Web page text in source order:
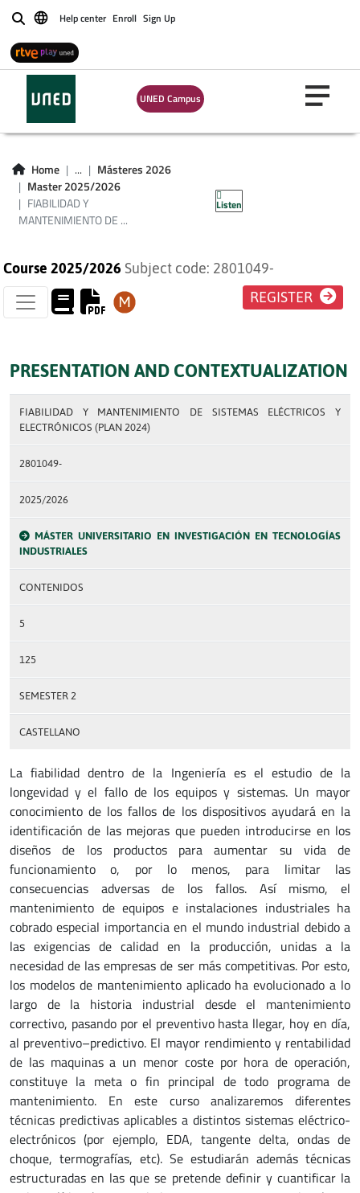
BuscarHelp center Enroll Sign Up
UNED Campus
Home ...
Másteres 2026
Master 2025/2026
FIABILIDAD Y
MANTENIMIENTO DE ...
Listen
FIABILIDAD Y
MANTENIMIENTO
DE SISTEMAS
ELÉCTRICOS Y
ELECTRÓNICOS
(PLAN 2024)
Course 2025/2026 Subject code: 2801049-
REGISTER
PRESENTATION AND CONTEXTUALIZATION
FIABILIDAD Y MANTENIMIENTO DE SISTEMAS ELÉCTRICOS Y
ELECTRÓNICOS (PLAN 2024)
2801049-
2025/2026
MÁSTER UNIVERSITARIO EN INVESTIGACIÓN EN TECNOLOGÍAS
INDUSTRIALES
CONTENIDOS
5
125
SEMESTER 2
CASTELLANO
La fiabilidad dentro de la Ingeniería es el estudio de la
longevidad y el fallo de los equipos y sistemas. Un mayor
conocimiento de los fallos de los dispositivos ayudará en la
identificación de las mejoras que pueden introducirse en los
diseños de los productos para aumentar su vida de
funcionamiento o, por lo menos, para limitar las
consecuencias adversas de los fallos. Así mismo, el
mantenimiento de equipos e instalaciones industriales ha
cobrado especial importancia en el mundo industrial debido a
las exigencias de calidad en la producción, unidas a la
necesidad de las empresas de ser más competitivas. Por esto,
los modelos de mantenimiento aplicado ha evolucionado a lo
largo de la historia industrial desde el mantenimiento
correctivo, pasando por el preventivo hasta llegar, hoy en día,
al preventivo–predictivo. El mayor rendimiento y rentabilidad
de las maquinas a un menor coste por hora de operación,
constituye la meta o fin principal de todo programa de
mantenimiento. En este curso analizaremos diferentes
técnicas predictivas aplicables a distintos sistemas eléctrico-
electrónicos (por ejemplo, EDA, tangente delta, ondas de
choque, termografías, etc). Se estudiarán además técnicas
estructuradas en las que se pretende definir y cuantificar la